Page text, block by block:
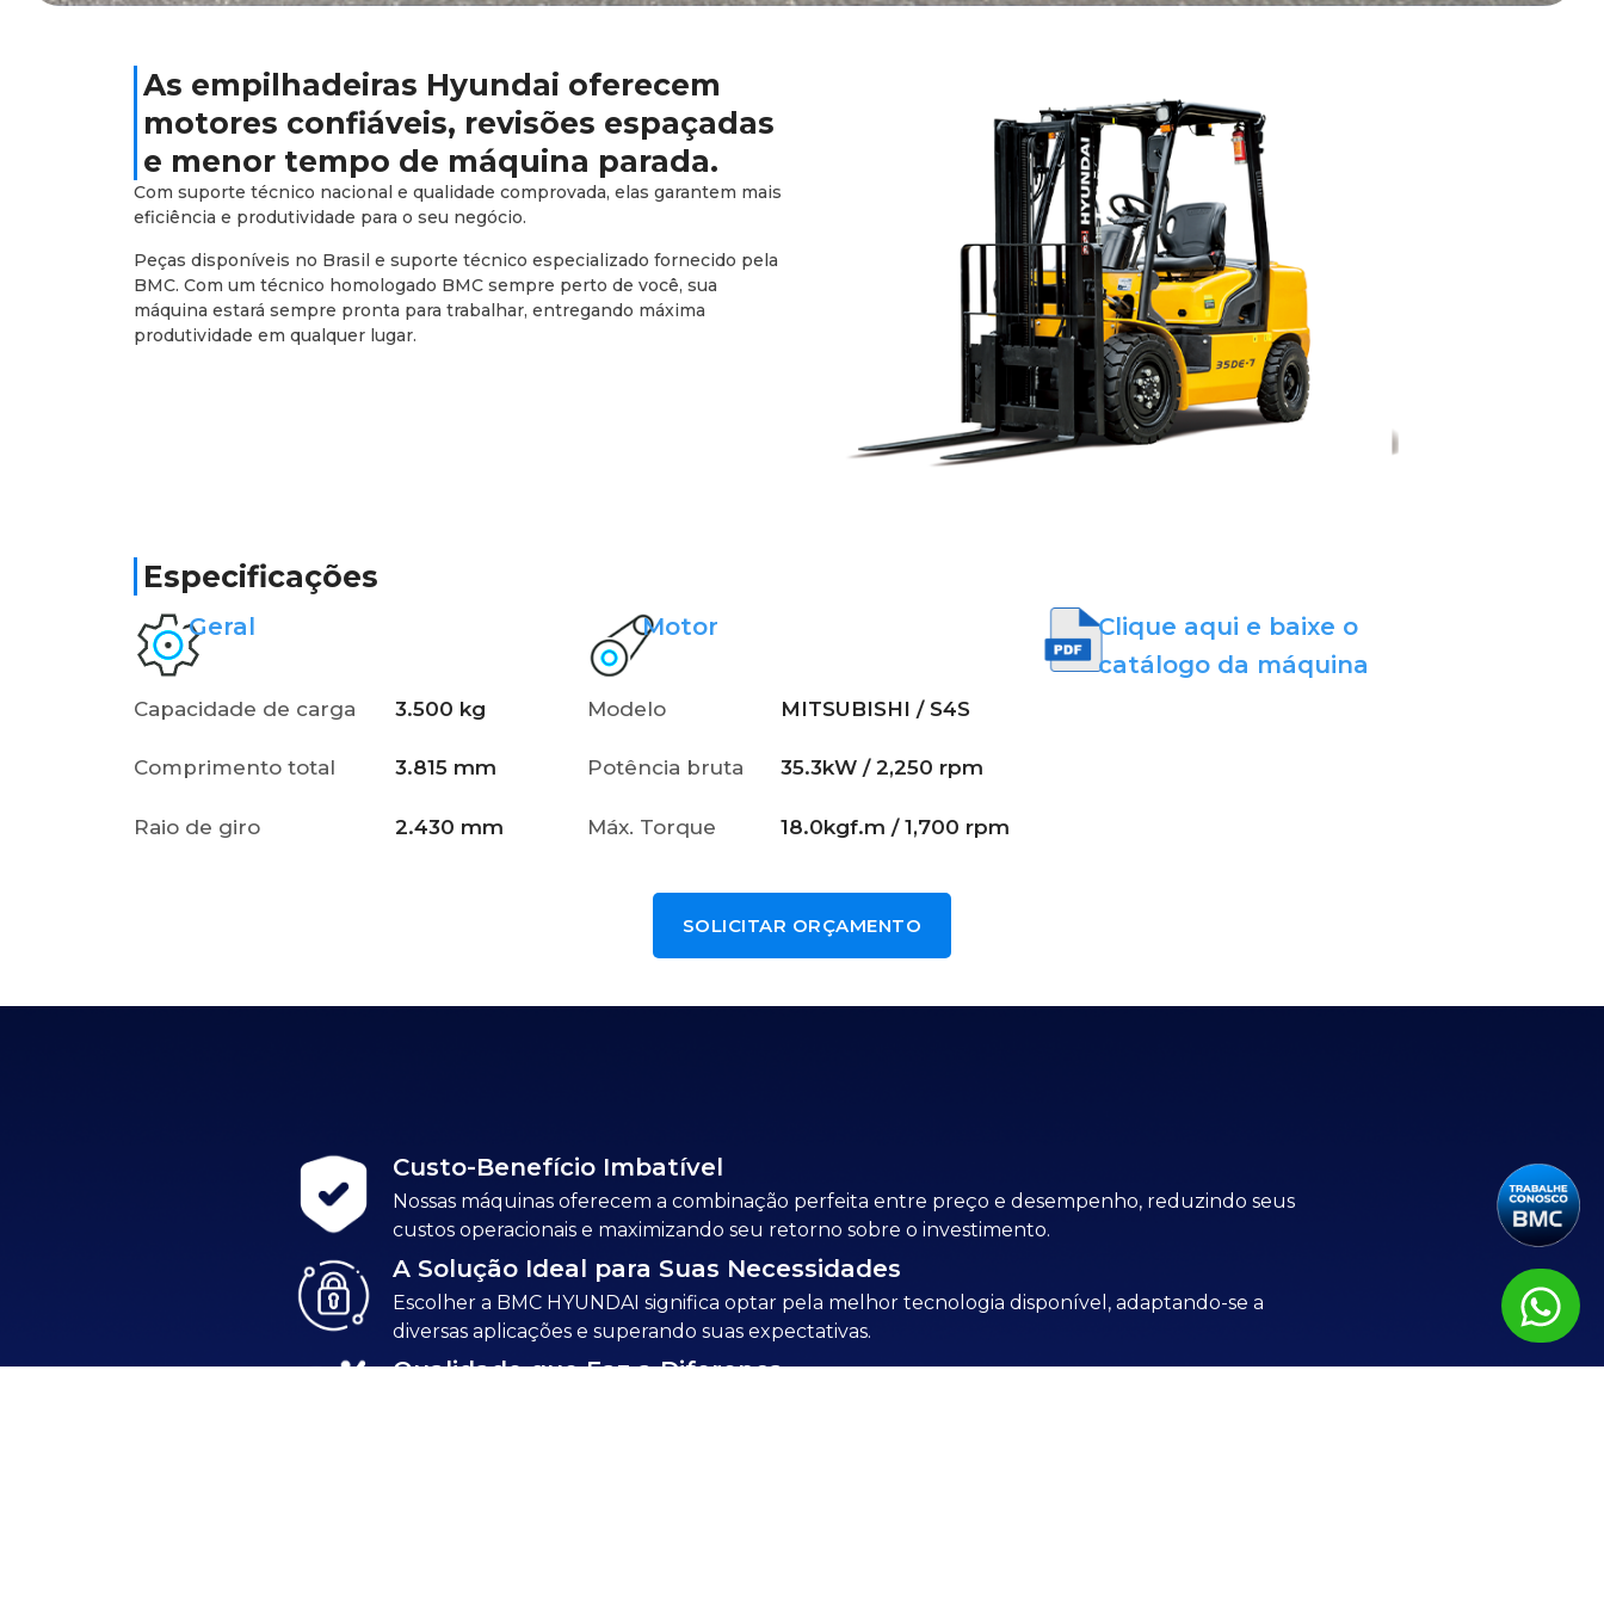
As empilhadeiras Hyundai oferecem
motores confiáveis, revisões espaçadas
e menor tempo de máquina parada.
Com suporte técnico nacional e qualidade comprovada, elas garantem mais
eficiência e produtividade para o seu negócio.
Peças disponíveis no Brasil e suporte técnico especializado fornecido pela
BMC. Com um técnico homologado BMC sempre perto de você, sua
máquina estará sempre pronta para trabalhar, entregando máxima
produtividade em qualquer lugar.
Especificações
Geral
Capacidade de carga 3.500 kg
Comprimento total 3.815 mm
Raio de giro 2.430 mm
Motor
Modelo MITSUBISHI / S4S
Potência bruta 35.3kW / 2,250 rpm
Máx. Torque 18.0kgf.m / 1,700 rpm
Clique aqui e baixe o
catálogo da máquina
SOLICITAR ORÇAMENTO
Custo-Benefício Imbatível
Nossas máquinas oferecem a combinação perfeita entre preço e desempenho, reduzindo seus
custos operacionais e maximizando seu retorno sobre o investimento.
A Solução Ideal para Suas Necessidades
Escolher a BMC HYUNDAI significa optar pela melhor tecnologia disponível, adaptando-se a
diversas aplicações e superando suas expectativas.
Qualidade que Faz a Diferença